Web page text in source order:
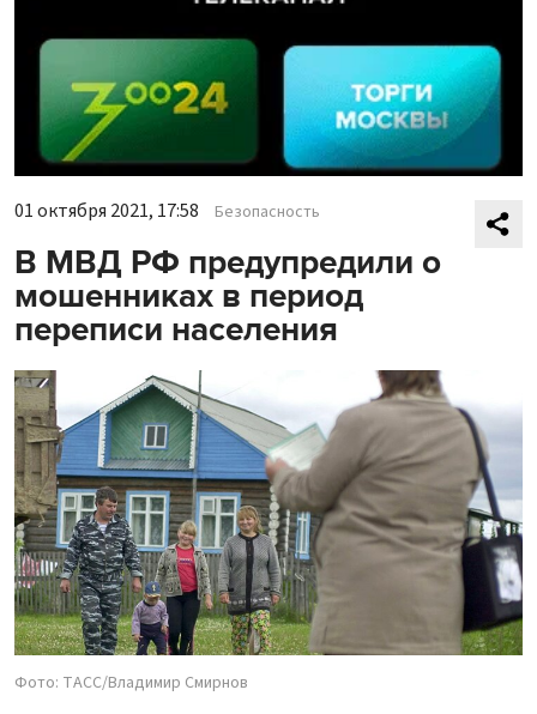
01 октября 2021, 17:58 Безопасность
В МВД РФ предупредили о
мошенниках в период
переписи населения
Фото: ТАСС/Владимир Смирнов